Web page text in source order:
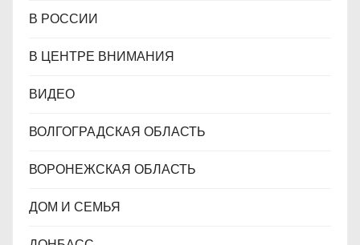
В РОССИИ
В ЦЕНТРЕ ВНИМАНИЯ
ВИДЕО
ВОЛГОГРАДСКАЯ ОБЛАСТЬ
ВОРОНЕЖСКАЯ ОБЛАСТЬ
ДОМ И СЕМЬЯ